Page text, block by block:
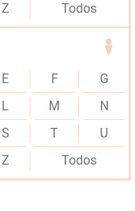
Z Todos
E F
G
L M
N
S T
U
Z Todos